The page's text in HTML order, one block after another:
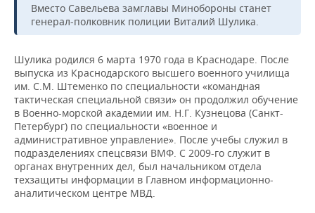
КОМУ ПРИНАДЛЕЖАТ
ТОРГОВЫЕ ЦЕНТРЫ
ТАТАРСТАНА
БЮДЖЕТ
МАШИНОСТРОЕНИЕ
НЕФТЬ
ОПК
ЭНЕРГЕТИКА
НОВОСТИ АВТО
БИЗНЕС
РОЗНИЧНАЯ ТОРГОВЛЯ
ТРАНСПОРТ
УСЛУГИ
НОВОСТИ ТЕХНОЛОГИЙ
IT
МЕДИА
ТЕЛЕКОММУНИКАЦИИ
МЕРОПРИЯТИЯ
НОВОСТИ МЕРОПРИЯТИЙ
ВЫЕЗДНАЯ РЕДАКЦИЯ
БИЗНЕС-БРАНЧИ
ONLINE-КОНФЕРЕНЦИИ
СПОРТ
НОВОСТИ СПОРТА
ФУТБОЛ
ОБЩЕСТВО
НОВОСТИ ОБЩЕСТВА
ФОТОГАЛЕРЕЯ
Вместо Савельева замглавы Минобороны станет
генерал-полковник полиции Виталий Шулика.
Шулика родился 6 марта 1970 года в Краснодаре. После
выпуска из Краснодарского высшего военного училища
им. С.М. Штеменко по специальности «командная
тактическая специальной связи» он продолжил обучение
в Военно-морской академии им. Н.Г. Кузнецова (Санкт-
Петербург) по специальности «военное и
административное управление». После учебы служил в
подразделениях спецсвязи ВМФ. С 2009-го служит в
органах внутренних дел, был начальником отдела
техзащиты информации в Главном информационно-
аналитическом центре МВД.